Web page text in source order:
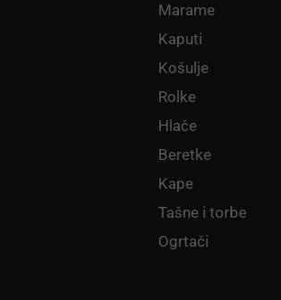
Marame
Kaputi
Košulje
Rolke
Hlače
Beretke
Kape
Tašne i torbe
Ogrtači